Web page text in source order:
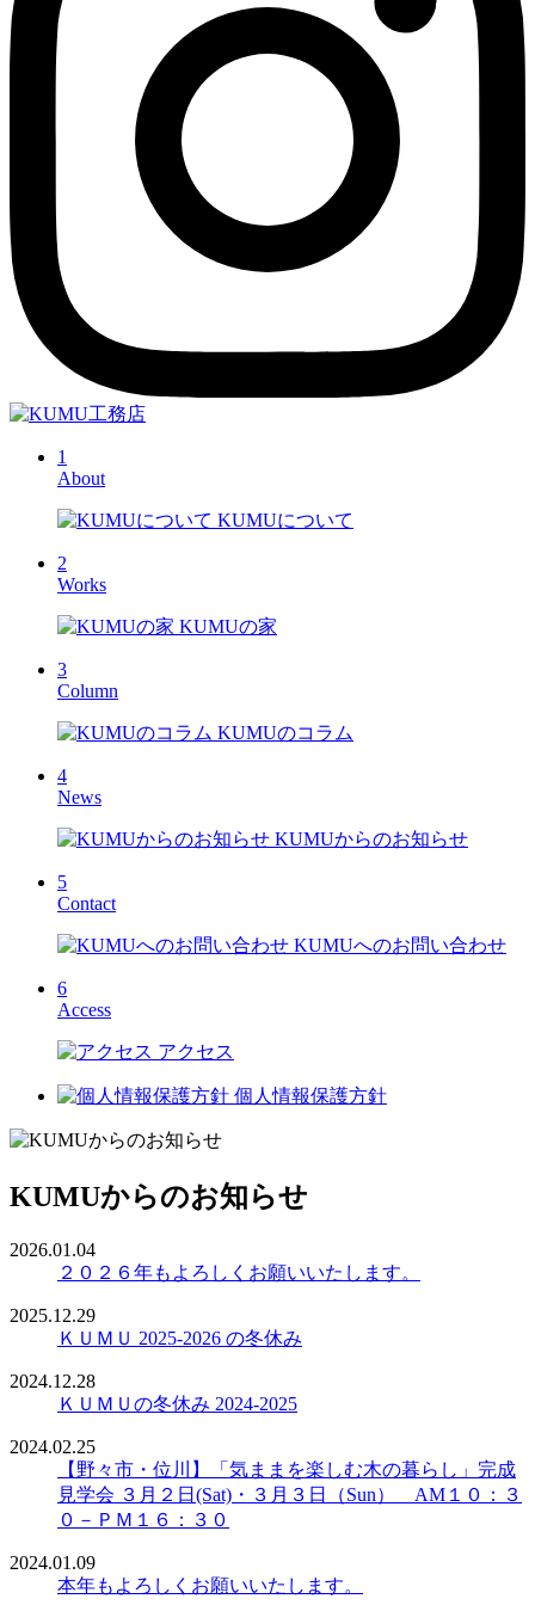
1
About
KUMUについて
2
Works
KUMUの家
3
Column
KUMUのコラム
4
News
KUMUからのお知らせ
5
Contact
KUMUへのお問い合わせ
6
Access
アクセス
個人情報保護方針
KUMUからのお知らせ
2026.01.04
２０２６年もよろしくお願いいたします。
2025.12.29
ＫＵＭＵ 2025-2026 の冬休み
2024.12.28
ＫＵＭＵの冬休み 2024-2025
2024.02.25
【野々市・位川】「気ままを楽しむ木の暮らし」完成
見学会 ３月２日(Sat)・３月３日（Sun） AM１０：３
０－ＰＭ１６：３０
2024.01.09
本年もよろしくお願いいたします。